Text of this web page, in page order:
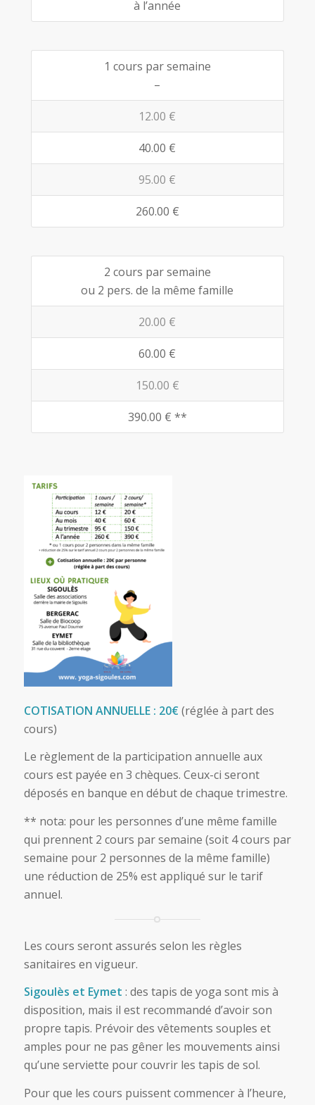
à l’année
1 cours par semaine
–
12.00 €
40.00 €
95.00 €
260.00 €
2 cours par semaine
ou 2 pers. de la même famille
20.00 €
60.00 €
150.00 €
390.00 € **
COTISATION ANNUELLE : 20€(réglée à part des
cours)
Le règlement de la participation annuelle aux
cours est payée en 3 chèques. Ceux-ci seront
déposés en banque en début de chaque trimestre.
** nota: pour les personnes d’une même famille
qui prennent 2 cours par semaine (soit 4 cours par
semaine pour 2 personnes de la même famille)
une réduction de 25% est appliqué sur le tarif
annuel.
Les cours seront assurés selon les règles
sanitaires en vigueur.
Sigoulès et Eymet : des tapis de yoga sont mis à
disposition, mais il est recommandé d’avoir son
propre tapis. Prévoir des vêtements souples et
amples pour ne pas gêner les mouvements ainsi
qu’une serviette pour couvrir les tapis de sol.
Pour que les cours puissent commencer à l’heure,